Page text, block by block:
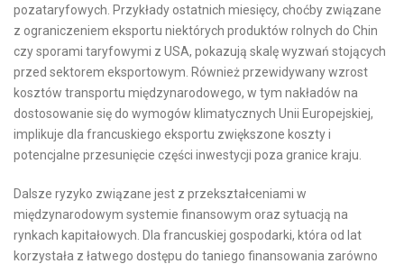
pozataryfowych. Przykłady ostatnich miesięcy, choćby związane
z ograniczeniem eksportu niektórych produktów rolnych do Chin
czy sporami taryfowymi z USA, pokazują skalę wyzwań stojących
przed sektorem eksportowym. Również przewidywany wzrost
kosztów transportu międzynarodowego, w tym nakładów na
dostosowanie się do wymogów klimatycznych Unii Europejskiej,
implikuje dla francuskiego eksportu zwiększone koszty i
potencjalne przesunięcie części inwestycji poza granice kraju.
Dalsze ryzyko związane jest z przekształceniami w
międzynarodowym systemie finansowym oraz sytuacją na
rynkach kapitałowych. Dla francuskiej gospodarki, która od lat
korzystała z łatwego dostępu do taniego finansowania zarówno